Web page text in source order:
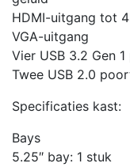
HDMI-uitgang tot
VGA-uitgang
Vier USB 3.2 Gen
Twee USB 2.0
Specificaties kast:
Bays
5.25″ bay: 1 stuk